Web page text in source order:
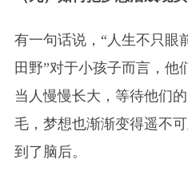
有一句话说，“人生不只眼
田野”对于小孩子而言，他
当人慢慢长大，等待他们
毛，梦想也渐渐变得遥不
到了脑后。